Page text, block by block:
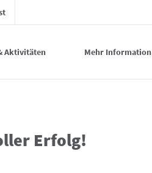
Aktivitäten Mehr Information
Erfolg!